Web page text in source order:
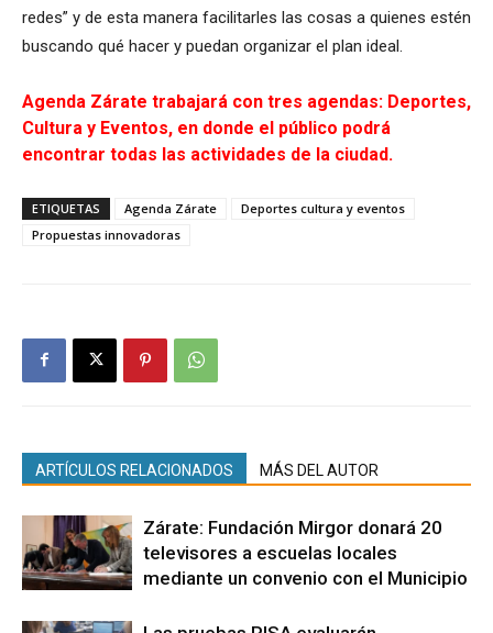
redes” y de esta manera facilitarles las cosas a quienes estén
buscando qué hacer y puedan organizar el plan ideal.
Agenda Zárate trabajará con tres agendas: Deportes,
Cultura y Eventos, en donde el público podrá
encontrar todas las actividades de la ciudad.
ETIQUETAS Agenda Zárate
Deportes cultura y eventos
Propuestas innovadoras
ARTÍCULOS RELACIONADOS MÁS DEL AUTOR
Zárate: Fundación Mirgor donará 20
televisores a escuelas locales
mediante un convenio con el Municipio